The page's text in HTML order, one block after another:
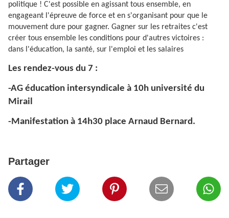
politique ! C'est possible en agissant tous ensemble, en
engageant l'épreuve de force et en s'organisant pour que le
mouvement dure pour gagner. Gagner sur les retraites c'est
créer tous ensemble les conditions pour d'autres victoires :
dans l'éducation, la santé, sur l'emploi et les salaires
Les rendez-vous du 7 :
-AG éducation intersyndicale à 10h université du
Mirail
-Manifestation à 14h30 place Arnaud Bernard.
Partager